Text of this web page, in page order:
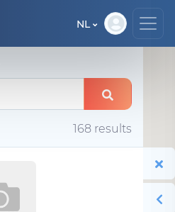
NL
168 results